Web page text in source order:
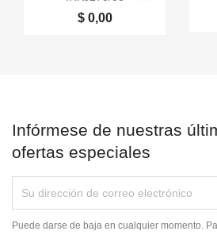
$ 0,00
Infórmese de nuestras
ofertas especiales
Puede darse de baja en cualquier momento.